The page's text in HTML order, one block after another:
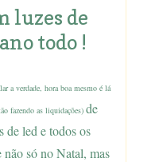
luzes de
todo !
a verdade, hora boa mesmo é lá
fazendo as liquidações) de
de led e todos os
não só no Natal, mas